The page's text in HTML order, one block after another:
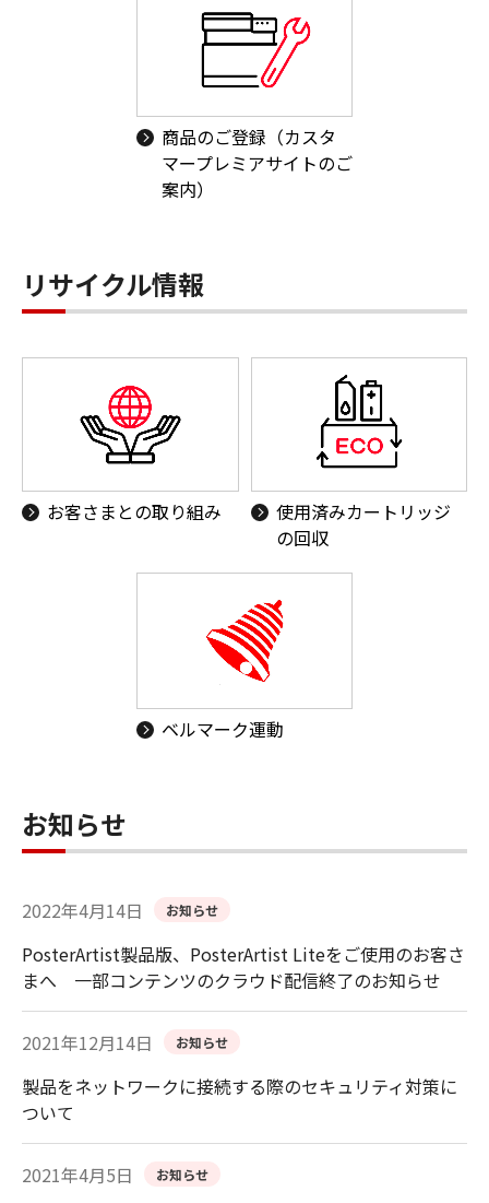
商品のご登録（カスタ
マープレミアサイトのご
案内）
リサイクル情報
お客さまとの取り組み
使用済みカートリッジ
の回収
ベルマーク運動
お知らせ
2022年4月14日 お知らせ
PosterArtist製品版、PosterArtist Liteをご使用のお客さ
まへ 一部コンテンツのクラウド配信終了のお知らせ
2021年12月14日 お知らせ
製品をネットワークに接続する際のセキュリティ対策に
ついて
2021年4月5日 お知らせ